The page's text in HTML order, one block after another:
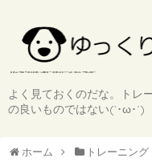
よく見ておくのだな。トレ
の良いものではない(`･ω･´)
ホーム トレーニング